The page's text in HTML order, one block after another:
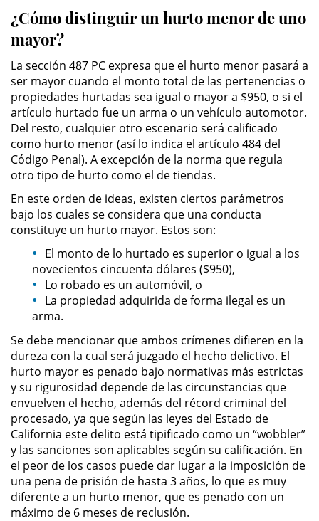
Robo
Robo en Tiendas
Robo PC 459
Delincuencia Juvenil
Audiencias de Detención
Audiencias de Transferencia
Audiencias de Disposición
Derechos de los Padres en
Casos Juveniles
Desviación Informal Juvenil
Delitos por los cuales un Menor
puede ser Juzgado como Adulto
División de Justicia Juvenil
La Ley de los Tres Delitos y
Fuera
Libertad Condicional para
Menores
¿Cómo distinguir un hurto menor de uno
mayor?
La sección 487 PC expresa que el hurto menor pasará a
ser mayor cuando el monto total de las pertenencias o
propiedades hurtadas sea igual o mayor a $950, o si el
artículo hurtado fue un arma o un vehículo automotor.
Del resto, cualquier otro escenario será calificado
como hurto menor (así lo indica el artículo 484 del
Código Penal). A excepción de la norma que regula
otro tipo de hurto como el de tiendas.
En este orden de ideas, existen ciertos parámetros
bajo los cuales se considera que una conducta
constituye un hurto mayor. Estos son:
El monto de lo hurtado es superior o igual a los
novecientos cincuenta dólares ($950),
Lo robado es un automóvil, o
La propiedad adquirida de forma ilegal es un
arma.
Se debe mencionar que ambos crímenes difieren en la
dureza con la cual será juzgado el hecho delictivo. El
hurto mayor es penado bajo normativas más estrictas
y su rigurosidad depende de las circunstancias que
envuelven el hecho, además del récord criminal del
procesado, ya que según las leyes del Estado de
California este delito está tipificado como un “wobbler”
y las sanciones son aplicables según su calificación. En
el peor de los casos puede dar lugar a la imposición de
una pena de prisión de hasta 3 años, lo que es muy
diferente a un hurto menor, que es penado con un
máximo de 6 meses de reclusión.